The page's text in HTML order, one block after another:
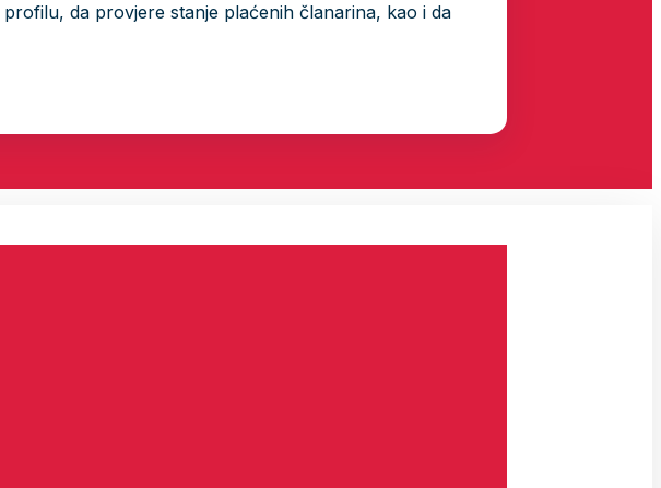
da provjere stanje plaćenih članarina, kao i da